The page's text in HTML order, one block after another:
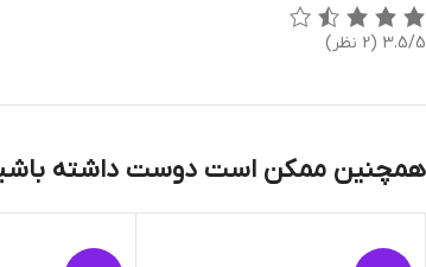
3.5/5 (2 نظر)
همچنین ممکن است دوست داشته